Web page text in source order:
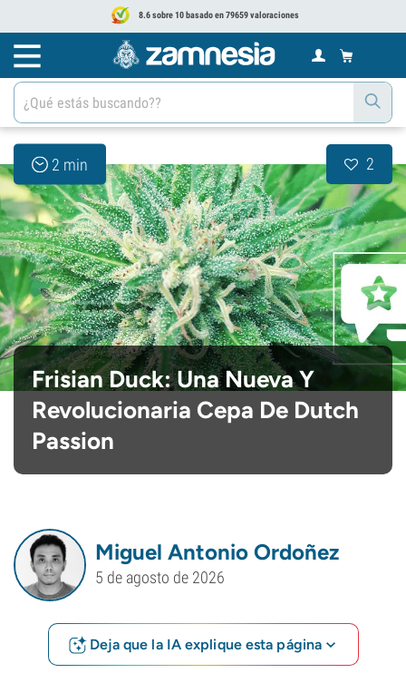
8.6 sobre 10 basado en 79659 valoraciones
2 min 2
Frisian Duck: Una Nueva Y
Revolucionaria Cepa De Dutch
Passion
Miguel Antonio Ordoñez
5 de agosto de 2026
Deja que la IA explique esta página